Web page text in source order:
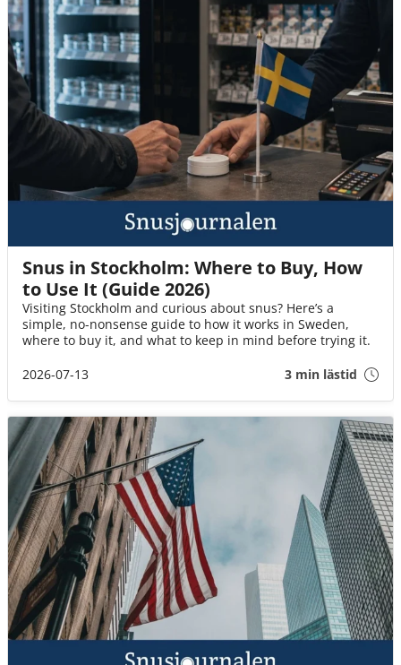
Snus in Stockholm: Where to Buy, How
to Use It (Guide 2026)
Visiting Stockholm and curious about snus? Here’s a
simple, no-nonsense guide to how it works in Sweden,
where to buy it, and what to keep in mind before trying it.
2026-07-13
3 min lästid